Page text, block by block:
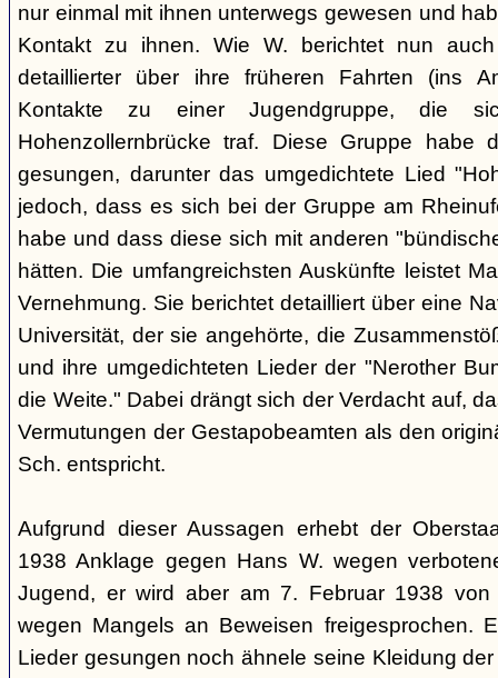
nur einmal mit ihnen unterwegs gewesen und
Kontakt zu ihnen. Wie W. berichtet nun
detaillierter über ihre früheren Fahrten (ins
Kontakte zu einer Jugendgruppe, die
Hohenzollernbrücke traf. Diese Gruppe habe
gesungen, darunter das umgedichtete Lied
jedoch, dass es sich bei der Gruppe am
habe und dass diese sich mit anderen
hätten. Die umfangreichsten Auskünfte leistet
Vernehmung. Sie berichtet detailliert über eine
Universität, der sie angehörte, die
und ihre umgedichteten Lieder der "Nerother
die Weite." Dabei drängt sich der Verdacht auf,
Vermutungen der Gestapobeamten als den
Sch. entspricht.
Aufgrund dieser Aussagen erhebt der
1938 Anklage gegen Hans W. wegen
Jugend, er wird aber am 7. Februar 1938 von
wegen Mangels an Beweisen freigesprochen.
Lieder gesungen noch ähnele seine Kleidung